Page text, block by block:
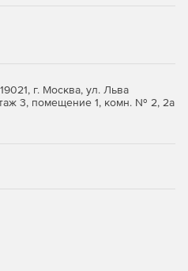
и облачного
Windows и до пяти
и автоматизация
данных.
г. Москва, ул. Льва
3, помещение 1, комн. № 2, 2а